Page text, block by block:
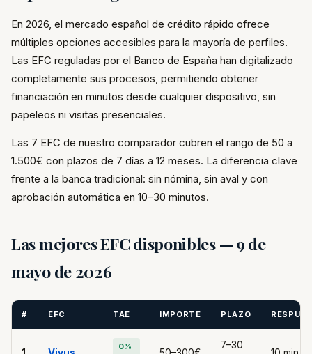
En 2026, el mercado español de crédito rápido ofrece
múltiples opciones accesibles para la mayoría de perfiles.
Las EFC reguladas por el Banco de España han digitalizado
completamente sus procesos, permitiendo obtener
financiación en minutos desde cualquier dispositivo, sin
papeleos ni visitas presenciales.
Las 7 EFC de nuestro comparador cubren el rango de 50 a
1.500€ con plazos de 7 días a 12 meses. La diferencia clave
frente a la banca tradicional: sin nómina, sin aval y con
aprobación automática en 10–30 minutos.
Las mejores EFC disponibles — 9 de
mayo de 2026
# EFC TAE IMPORTE PLAZO
0%
7–30